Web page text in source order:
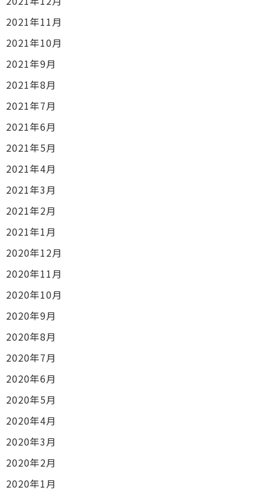
2021年11月
2021年10月
2021年9月
2021年8月
2021年7月
2021年6月
2021年5月
2021年4月
2021年3月
2021年2月
2021年1月
2020年12月
2020年11月
2020年10月
2020年9月
2020年8月
2020年7月
2020年6月
2020年5月
2020年4月
2020年3月
2020年2月
2020年1月